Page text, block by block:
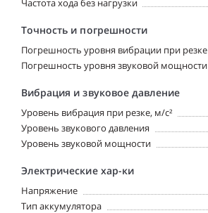
Частота хода без нагрузки
Точность и погрешности
Погрешность уровня вибрации при резке
Погрешность уровня звуковой мощности
Вибрация и звуковое давление
Уровень вибрация при резке, м/с²
Уровень звукового давления
Уровень звуковой мощности
Электрические хар-ки
Напряжение
Тип аккумулятора